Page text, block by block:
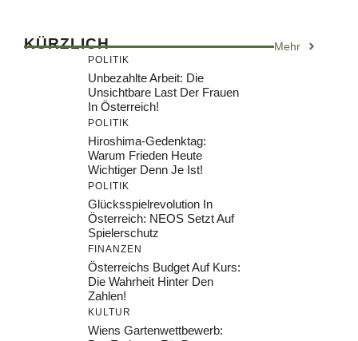
KÜRZLICH Mehr
POLITIK
Unbezahlte Arbeit: Die
Unsichtbare Last Der Frauen
In Österreich!
POLITIK
Hiroshima-Gedenktag:
Warum Frieden Heute
Wichtiger Denn Je Ist!
POLITIK
Glücksspielrevolution In
Österreich: NEOS Setzt Auf
Spielerschutz
FINANZEN
Österreichs Budget Auf Kurs:
Die Wahrheit Hinter Den
Zahlen!
KULTUR
Wiens Gartenwettbewerb: